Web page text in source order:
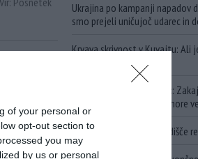
of your personal or
opt-out section to
you may
by us or personal
tako
Ukrajina po kampanji napadov
smo prejeli uničujoč udarec in
Krvava skrivnost v Kuvajtu: Ali
s petdesetimi agenti?
»Nemogoče jih prestreči«:
vrhunskega analitika ne more
Ruska vojska uničila skladišče